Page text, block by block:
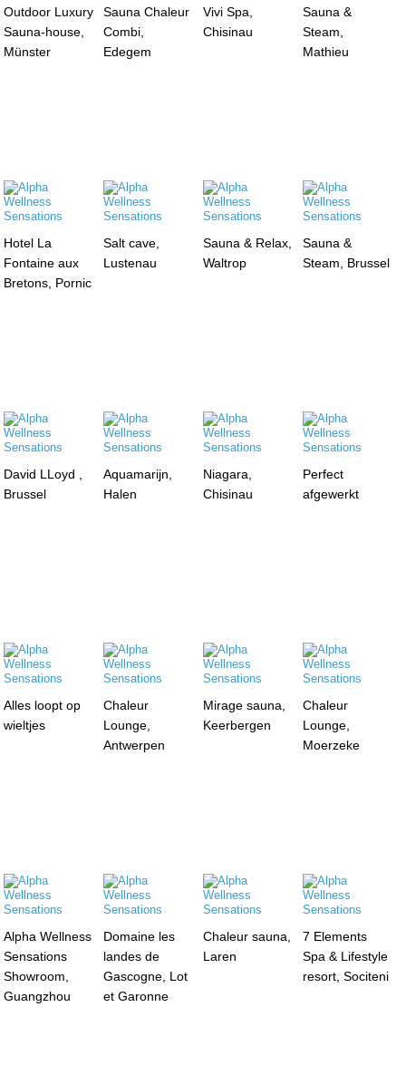
Outdoor Luxury
Sauna-house,
Münster
Sauna Chaleur
Combi,
Edegem
Vivi Spa,
Chisinau
Sauna &
Steam,
Mathieu
Hotel La
Fontaine aux
Bretons, Pornic
Salt cave,
Lustenau
Sauna & Relax,
Waltrop
Sauna &
Steam, Brussel
David LLoyd ,
Brussel
Aquamarijn,
Halen
Niagara,
Chisinau
Perfect
afgewerkt
Alles loopt op
wieltjes
Chaleur
Lounge,
Antwerpen
Mirage sauna,
Keerbergen
Chaleur
Lounge,
Moerzeke
Alpha Wellness
Sensations
Showroom,
Guangzhou
Domaine les
landes de
Gascogne, Lot
et Garonne
Chaleur sauna,
Laren
7 Elements
Spa & Lifestyle
resort, Sociteni